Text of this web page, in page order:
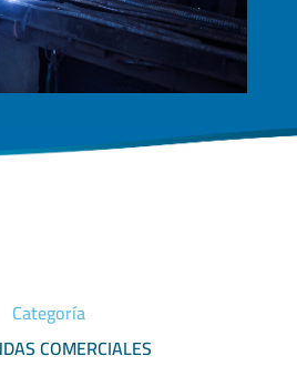
Categoría
COMERCIALES